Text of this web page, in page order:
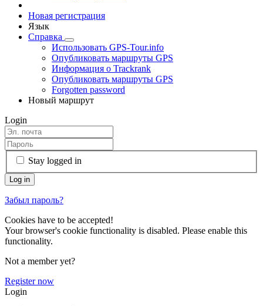
Новая регистрация
Язык
Справка
Использовать GPS-Tour.info
Опубликовать маршруты GPS
Информация о Trackrank
Опубликовать маршруты GPS
Forgotten password
Новый маршрут
Login
Stay logged in
Забыл пароль?
Cookies have to be accepted!
Your browser's cookie functionality is disabled. Please enable this
functionality.
Not a member yet?
Register now
Login